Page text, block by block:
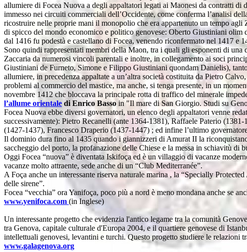
allumiere di Focea Nuova a degli appaltatori legati ai Maonesi da contratti di
immesso nei circuiti commerciali dell’Occidente, come conferma l’analisi
ricostruire nelle proprie mani il monopolio che era appartenuto un tempo
di spicco del mondo economico e politico genovese: Oberto Giustiniani
dal 1416 fu podestà e castellano di Focea, venendo riconfermato nel 1417 e
Sono quindi rappresentati membri della Maon, tra i quali gli esponenti di una
Zaccaria da numerosi vincoli parentali e inoltre, in collegamento ai soci
Giustiniani de Furneto, Simone e Filippo Giustiniani quondam Danielis),
allumiere, in precedenza appaltate a un’altra società costituita da Pietro
problemi al commercio del mastice, ma anche, si tenga presente, in un
novembre 1412 che bloccava la principale rotta di traffico del minerale
l’allume orientale di Enrico Basso in "Il mare di San Giorgio. Studi su
Focea Nuova ebbe diversi governatori, un elenco degli appaltatori venne
successivamente): Pietro Recanelli (ante 1364-1381), Raffaele Paterio
(1427-1437), Francesco Draperio (1437-1447) ; ed infine l’ultimo
Il dominio dura fino al 1435 quando i giannizzeri di Amurat II la
saccheggio del porto, la profanazione delle Chiese e la messa in schiavitù di
Oggi Focea “nuova” è diventata Iskifoça ed è un villaggio di vacanze
vacanze molto attraente, sede anche di un “Club Mediterranée”.
A Foça anche un interessante riserva naturale marina , la “Specially
delle sirene”.
Focea “vecchia” ora Yanifoça, poco più a nord è meno mondana anche se
www.yenifoca.com (in Inglese)
Un interessante progetto che evidenzia l'antico legame tra la comunità
tra Genova, capitale culturale d'Europa 2004, e il quartiere genovese di
intellettuali genovesi, levantini e turchi. Questo progetto studiere le relazioni
www.galagenova.org